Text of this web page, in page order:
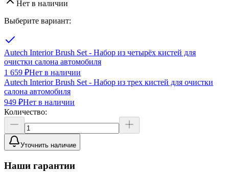
Нет в наличии
Выберите вариант:
Autech Interior Brush Set - Набор из четырёх кистей для
очистки салона автомобиля
1 659 ₽Нет в наличии
Autech Interior Brush Set - Набор из трех кистей для очистки
салона автомобиля
949 ₽Нет в наличии
Количество:
Уточнить наличие
Наши гарантии